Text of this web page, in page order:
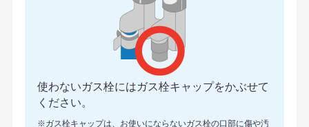
使わないガス栓にはガス栓キャップをかぶせて
ください。
※ガス栓キャップは、お使いにならないガス栓の口部に傷や汚